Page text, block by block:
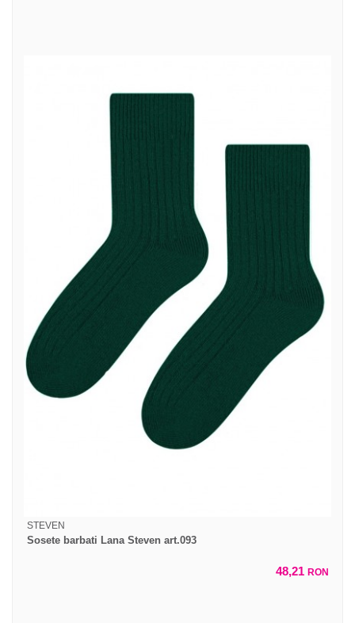
STEVEN
Sosete barbati Lana Steven art.093
48,21 RON